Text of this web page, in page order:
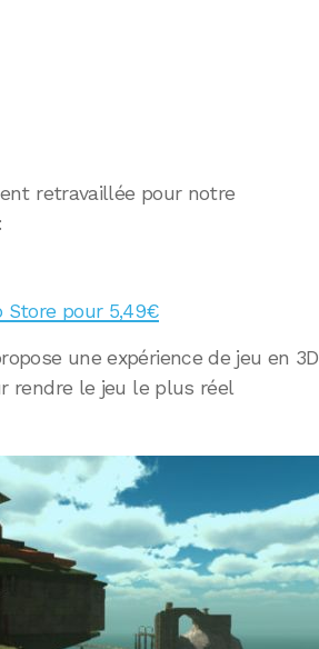
retravaillée pour notre
Store pour 5,49€
une expérience de jeu en 3D
rendre le jeu le plus réel